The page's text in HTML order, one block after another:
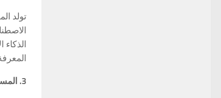
تولد
3. المساعدون الافتراضيون وروبوتات الدردشة: